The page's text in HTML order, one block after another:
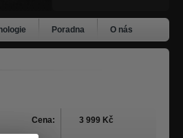
Poradna O nás
Cena: 3 999 Kč